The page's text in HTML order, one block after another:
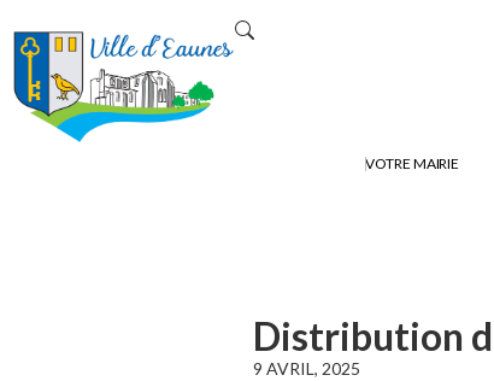
VOTRE MAIRIE
Distribution
9 AVRIL, 2025